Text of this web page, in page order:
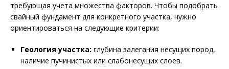
требующая учета множества факторов. Чтобы подобрать
свайный фундамент для конкретного участка, нужно
ориентироваться на следующие критерии:
Геология участка: глубина залегания несущих пород,
наличие пучинистых или слабонесущих слоев.